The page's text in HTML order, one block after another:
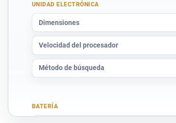
UNIDAD ELECTRÓNICA
Dimensiones
Velocidad del procesador
Método de búsqueda
BATERÍA